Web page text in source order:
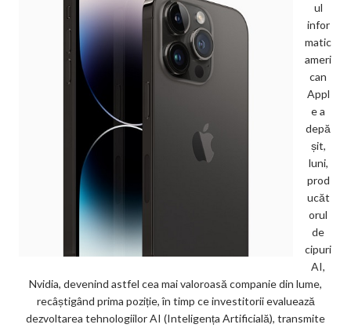
ul
infor
matic
ameri
can
Appl
e a
depă
șit,
luni,
prod
ucăt
orul
de
cipuri
AI,
Nvidia, devenind astfel cea mai valoroasă companie din lume,
recâștigând prima poziție, în timp ce investitorii evaluează
dezvoltarea tehnologiilor AI (Inteligența Artificială), transmite